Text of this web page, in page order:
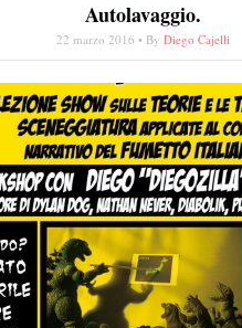
Autolavaggio.
22 marzo 2016 • By Diego Cajelli